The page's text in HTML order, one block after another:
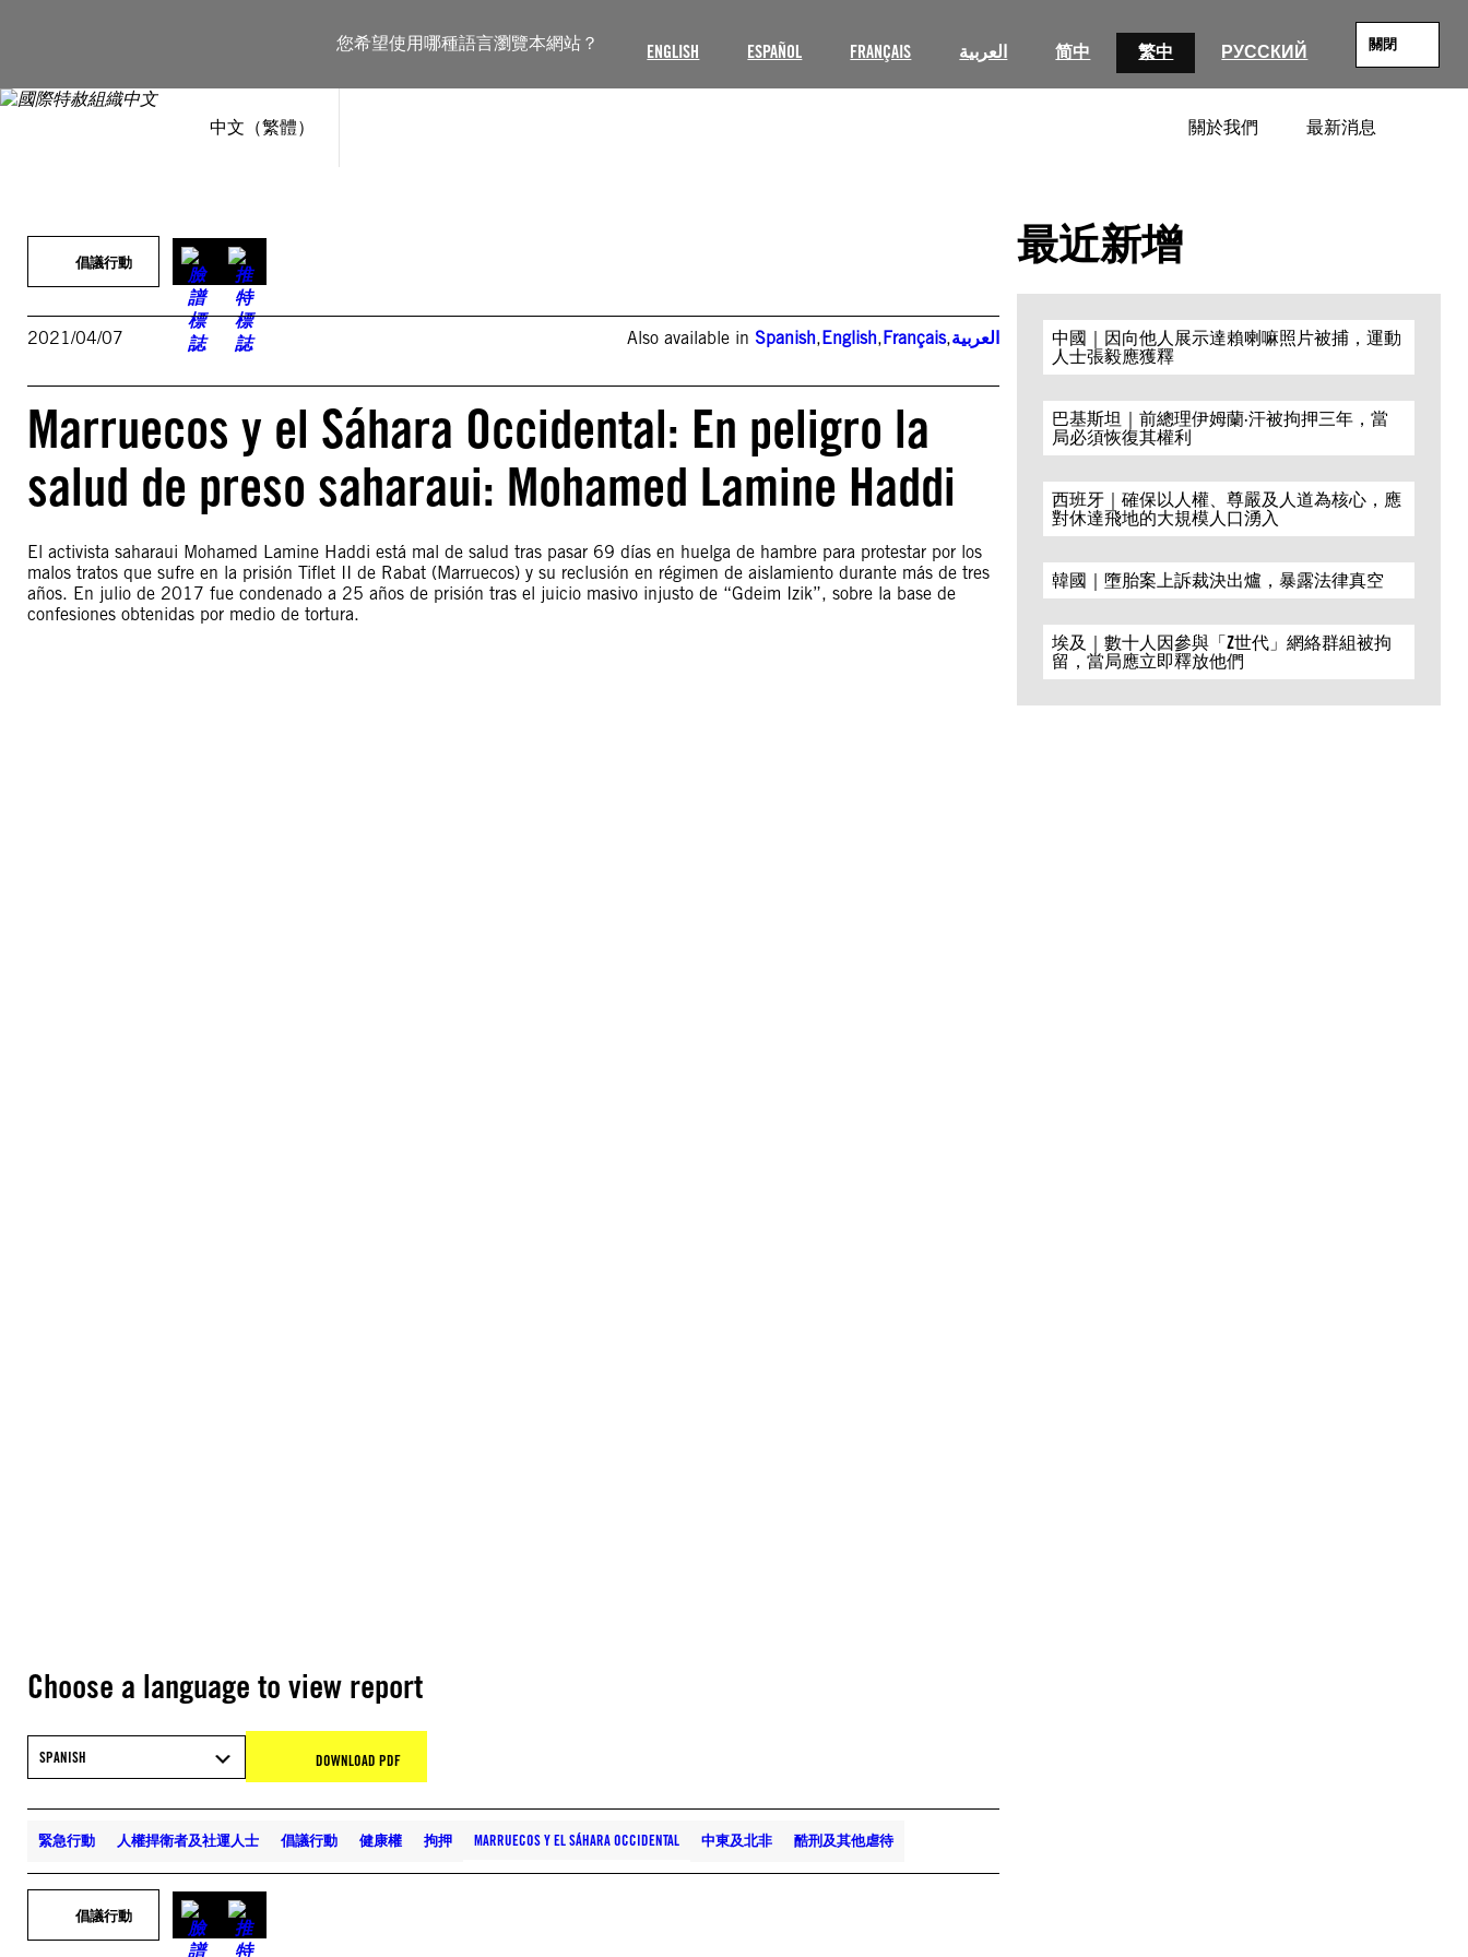
您希望使用哪種語言瀏覽本網站？ ENGLISH ESPAÑOL FRANÇAIS العربية 简中 繁中 РУССКИЙ 關閉
中文（繁體） 關於我們 最新消息
內
倡議行動
2021/04/07 Also available inSpanish,English,Français,العربية
Marruecos y el Sáhara Occidental: En peligro la
salud de preso saharaui: Mohamed Lamine Haddi
El activista saharaui Mohamed Lamine Haddi está mal de salud tras pasar 69 días en huelga de hambre para protestar por los
malos tratos que sufre en la prisión Tiflet II de Rabat (Marruecos) y su reclusión en régimen de aislamiento durante más de tres
años. En julio de 2017 fue condenado a 25 años de prisión tras el juicio masivo injusto de “Gdeim Izik”, sobre la base de
confesiones obtenidas por medio de tortura.
Choose a language to view report
SPANISH DOWNLOAD PDF
緊急行動 人權捍衛者及社運人士 倡議行動 健康權 拘押 MARRUECOS Y EL SÁHARA OCCIDENTAL 中東及北非 酷刑及其他虐待
倡議行動
最近新增
中國｜因向他人展示達賴喇嘛照片被捕，運動
人士張毅應獲釋
巴基斯坦｜前總理伊姆蘭·汗被拘押三年，當
局必須恢復其權利
西班牙｜確保以人權、尊嚴及人道為核心，應
對休達飛地的大規模人口湧入
韓國｜墮胎案上訴裁決出爐，暴露法律真空
埃及｜數十人因參與「Z世代」網絡群組被拘
留，當局應立即釋放他們